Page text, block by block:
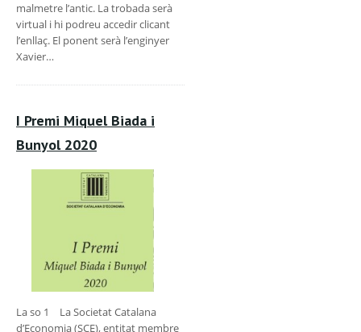
malmetre l’antic. La trobada serà
virtual i hi podreu accedir clicant
l’enllaç. El ponent serà l’enginyer
Xavier…
I Premi Miquel Biada i
Bunyol 2020
La so 1 La Societat Catalana
d’Economia (SCE), entitat membre